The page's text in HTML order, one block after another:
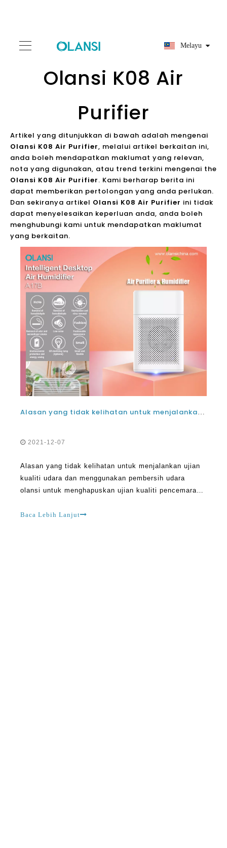
Melayu
Olansi K08 Air
Purifier
Artikel yang ditunjukkan di bawah adalah mengenai
Olansi K08 Air Purifier, melalui artikel berkaitan ini,
anda boleh mendapatkan maklumat yang relevan,
nota yang digunakan, atau trend terkini mengenai the
Olansi K08 Air Purifier. Kami berharap berita ini
dapat memberikan pertolongan yang anda perlukan.
Dan sekiranya artikel Olansi K08 Air Purifier ini tidak
dapat menyelesaikan keperluan anda, anda boleh
menghubungi kami untuk mendapatkan maklumat
yang berkaitan.
Alasan yang tidak kelihatan untuk menjalankan ujian kualiti udara dan menggunakan pembersih udara olansi untuk menghapuskan pencemar
2021-12-07
Alasan yang tidak kelihatan untuk menjalankan ujian
kualiti udara dan menggunakan pembersih udara
olansi untuk menghapuskan ujian kualiti pencemaran
sebenar udara di dalam rumah. Sesetengah pembersih
Baca Lebih Lanjut